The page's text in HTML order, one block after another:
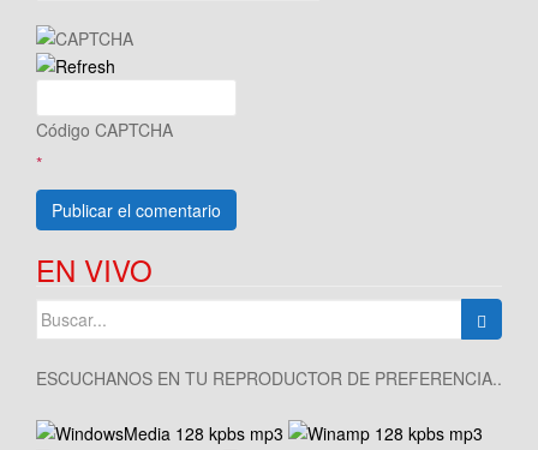
Código CAPTCHA
*
EN VIVO
Buscar:
ESCUCHANOS EN TU REPRODUCTOR DE PREFERENCIA..